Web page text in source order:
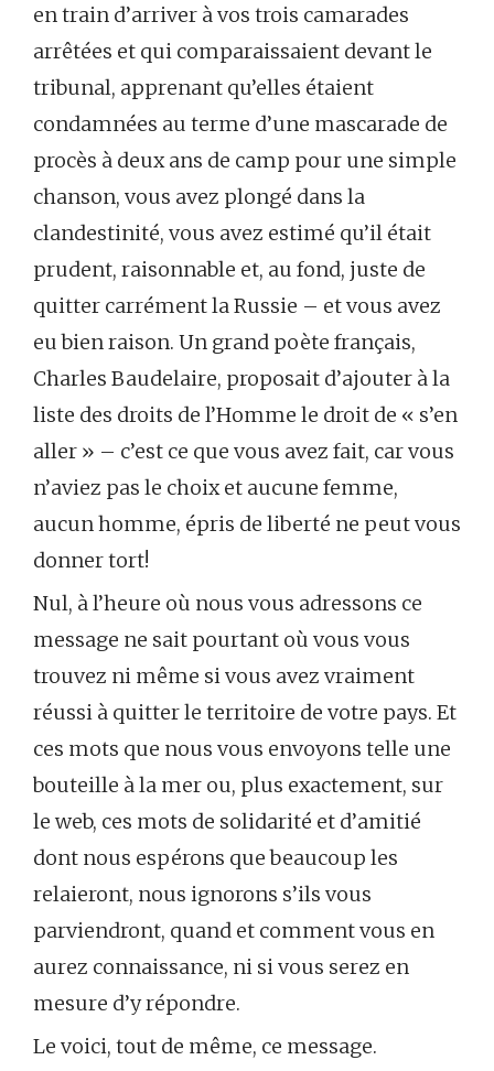
en train d’arriver à vos trois camarades
arrêtées et qui comparaissaient devant le
tribunal, apprenant qu’elles étaient
condamnées au terme d’une mascarade de
procès à deux ans de camp pour une simple
chanson, vous avez plongé dans la
clandestinité, vous avez estimé qu’il était
prudent, raisonnable et, au fond, juste de
quitter carrément la Russie – et vous avez
eu bien raison. Un grand poète français,
Charles Baudelaire, proposait d’ajouter à la
liste des droits de l’Homme le droit de « s’en
aller » – c’est ce que vous avez fait, car vous
n’aviez pas le choix et aucune femme,
aucun homme, épris de liberté ne peut vous
donner tort!
Nul, à l’heure où nous vous adressons ce
message ne sait pourtant où vous vous
trouvez ni même si vous avez vraiment
réussi à quitter le territoire de votre pays. Et
ces mots que nous vous envoyons telle une
bouteille à la mer ou, plus exactement, sur
le web, ces mots de solidarité et d’amitié
dont nous espérons que beaucoup les
relaieront, nous ignorons s’ils vous
parviendront, quand et comment vous en
aurez connaissance, ni si vous serez en
mesure d’y répondre.
Le voici, tout de même, ce message.